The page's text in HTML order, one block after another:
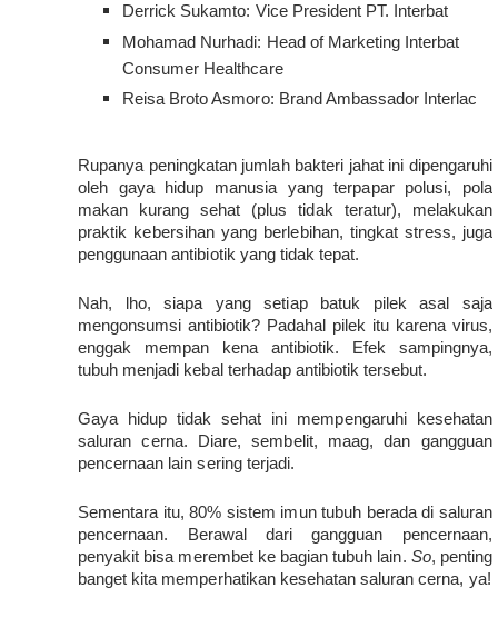
Derrick Sukamto: Vice President PT. Interbat
Mohamad Nurhadi: Head of Marketing Interbat
Consumer Healthcare
Reisa Broto Asmoro: Brand Ambassador Interlac
Rupanya peningkatan jumlah bakteri jahat ini dipengaruhi
oleh gaya hidup manusia yang terpapar polusi, pola
makan kurang sehat (plus tidak teratur), melakukan
praktik kebersihan yang berlebihan, tingkat stress, juga
penggunaan antibiotik yang tidak tepat.
Nah, lho, siapa yang setiap batuk pilek asal saja
mengonsumsi antibiotik? Padahal pilek itu karena virus,
enggak mempan kena antibiotik. Efek sampingnya,
tubuh menjadi kebal terhadap antibiotik tersebut.
Gaya hidup tidak sehat ini mempengaruhi kesehatan
saluran cerna. Diare, sembelit, maag, dan gangguan
pencernaan lain sering terjadi.
Sementara itu, 80% sistem imun tubuh berada di saluran
pencernaan. Berawal dari gangguan pencernaan,
penyakit bisa merembet ke bagian tubuh lain. So, penting
banget kita memperhatikan kesehatan saluran cerna, ya!